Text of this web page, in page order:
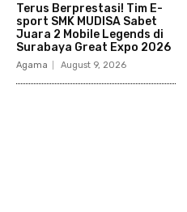
Terus Berprestasi! Tim E-
sport SMK MUDISA Sabet
Juara 2 Mobile Legends di
Surabaya Great Expo 2026
Agama August 9, 2026